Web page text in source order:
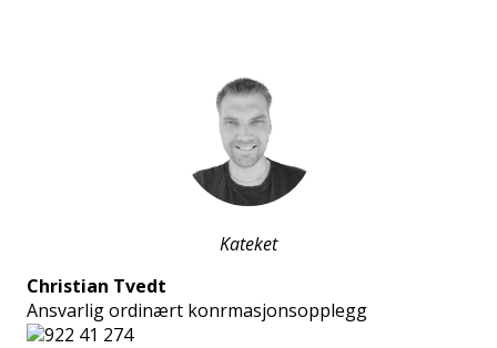
Kateket
Christian Tvedt
Ansvarlig ordinært konfirmasjonsopplegg
922 41 274